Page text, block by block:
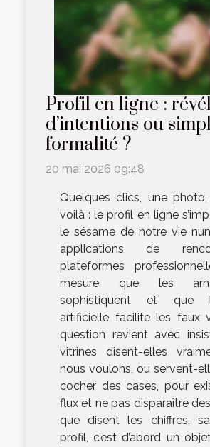
Profil en ligne :
d’intentions ou
formalité ?
20 mai 2026 09:48
Quelques clics, une
voilà : le profil en ligne
le sésame de notre vie
applications de
plateformes
mesure que les
sophistiquent et que
artificielle facilite les faux
question revient avec
vitrines disent-elles
nous voulons, ou servent-
cocher des cases, pour
flux et ne pas disparaître
que disent les chiffres,
profil, c’est d’abord un